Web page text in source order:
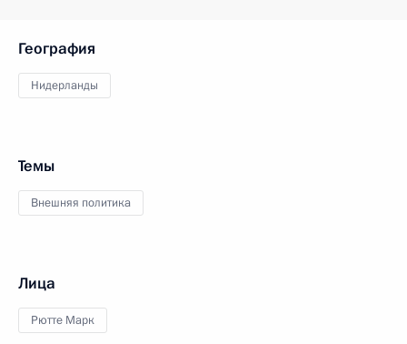
География
Нидерланды
Темы
Внешняя политика
Лица
Рютте Марк